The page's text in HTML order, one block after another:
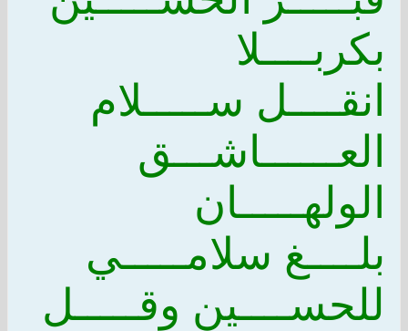
بكربــــلا
انقــــل ســـــلام
العــــــاشـــق
الولهـــــان
بلــــغ سلامـــــي
للحســــين وقـــــل